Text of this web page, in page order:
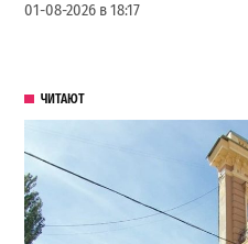
01-08-2026 в 18:17
ЧИТАЮТ